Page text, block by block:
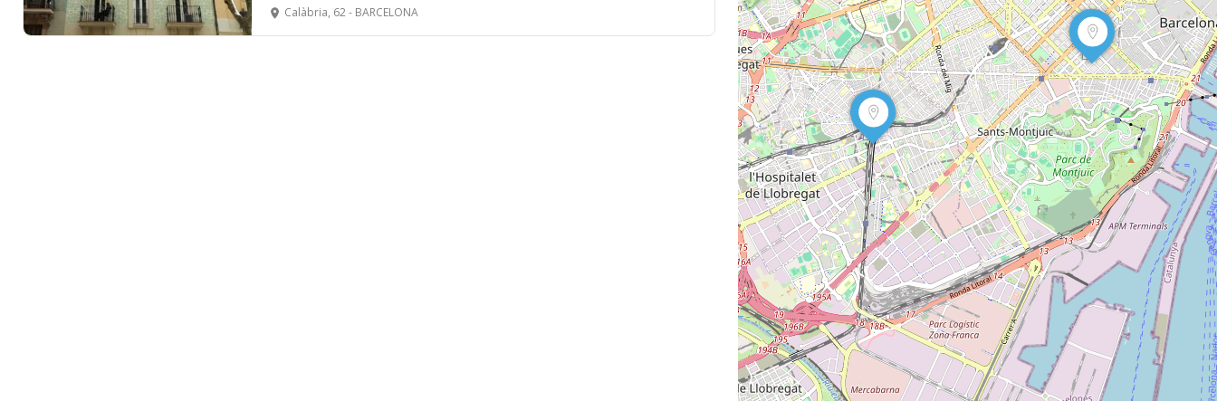
Calàbria, 62 - BARCELONA